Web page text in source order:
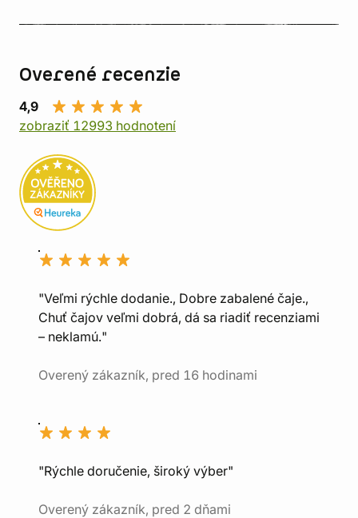
Overené recenzie
4,9
zobraziť 12993 hodnotení
"Veľmi rýchle dodanie., Dobre zabalené čaje.,
Chuť čajov veľmi dobrá, dá sa riadiť recenziami
– neklamú."
Overený zákazník, pred 16 hodinami
"Rýchle doručenie, široký výber"
Overený zákazník, pred 2 dňami